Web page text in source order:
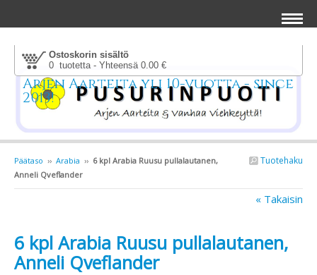
Ostoskorin sisältö
0 tuotetta - Yhteensä 0.00 €
Arjen Aarteita yli 10-vuotta - since
2013!
Tuotehaku
Päätaso ›› Arabia ›› 6 kpl Arabia Ruusu pullalautanen,
Anneli Qveflander
« Takaisin
6 kpl Arabia Ruusu pullalautanen,
Anneli Qveflander